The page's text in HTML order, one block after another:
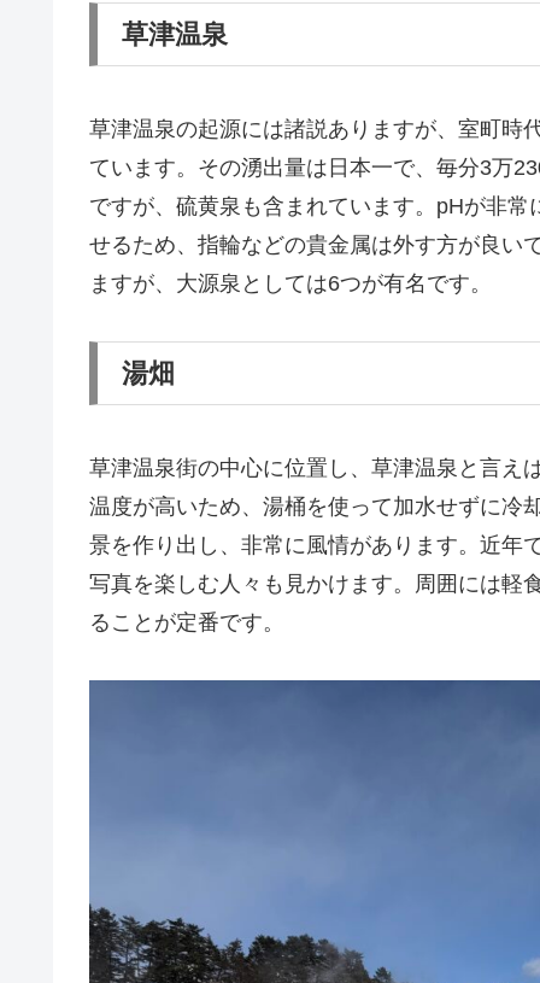
草津温泉
草津温泉の起源には諸説ありますが、室町時
ています。その湧出量は日本一で、毎分3万
ですが、硫黄泉も含まれています。pHが非
せるため、指輪などの貴金属は外す方が良い
ますが、大源泉としては6つが有名です。
湯畑
草津温泉街の中心に位置し、草津温泉と言え
温度が高いため、湯桶を使って加水せずに冷
景を作り出し、非常に風情があります。近年
写真を楽しむ人々も見かけます。周囲には軽
ることが定番です。